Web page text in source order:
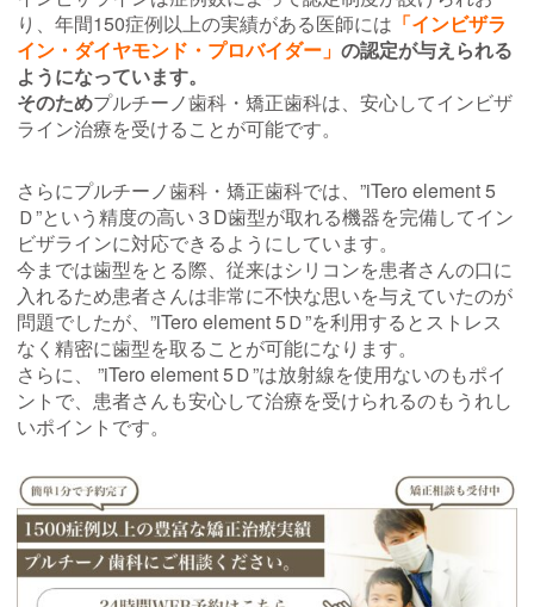
り、年間150症例以上の実績がある医師には 「インビザラ
イン・ダイヤモンド・プロバイダー」 の認定が与えられる
ようになっています。
そのためプルチーノ歯科・矯正歯科は、安心してインビザ
ライン治療を受けることが可能です。
さらにプルチーノ歯科・矯正歯科では、”iTero element 5
Ｄ”という精度の高い３D歯型が取れる機器を完備してイン
ビザラインに対応できるようにしています。
今までは歯型をとる際、従来はシリコンを患者さんの口に
入れるため患者さんは非常に不快な思いを与えていたのが
問題でしたが、”iTero element 5Ｄ”を利用するとストレス
なく精密に歯型を取ることが可能になります。
さらに、 ”iTero element 5Ｄ”は放射線を使用ないのもポイ
ントで、患者さんも安心して治療を受けられるのもうれし
いポイントです。